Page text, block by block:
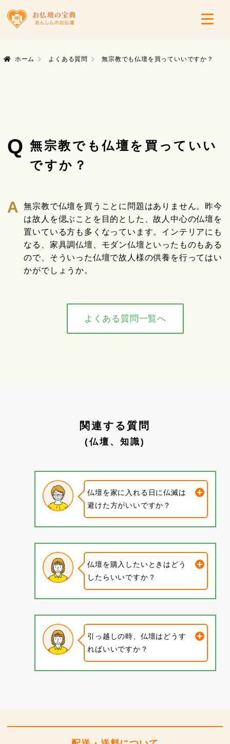
ホーム よくある質問 無宗教でも仏壇を買っていいですか？
Q 無宗教でも仏壇を買っていい
ですか？
無宗教で仏壇を買うことに問題はありません。昨今
は故人を偲ぶことを目的とした、故人中心の仏壇を
置いている方も多くなっています。インテリアにも
なる、家具調仏壇、モダン仏壇といったものもある
ので、そういった仏壇で故人様の供養を行ってはい
かがでしょうか。
よくある質問一覧へ
関連する質問
(仏壇、知識)
仏壇を家に入れる日に仏滅は
避けた方がいいですか？
仏壇を購入したいときはどう
したらいいですか？
引っ越しの時、仏壇はどうす
ればいいですか？